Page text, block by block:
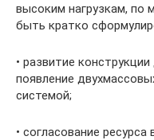
высоким нагрузкам, по
быть кратко
• развитие
появление
системой;
• согласование ресурса